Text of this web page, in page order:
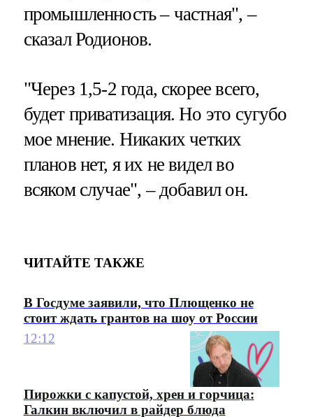
промышленность – частная", –
сказал Родионов.
"Через 1,5-2 года, скорее всего,
будет приватизация. Но это сугубо
мое мнение. Никаких четких
планов нет, я их не видел во
всяком случае", – добавил он.
ЧИТАЙТЕ ТАКЖЕ
В Госдуме заявили, что Плющенко не
стоит ждать грантов на шоу от России
12:12
Пирожки с капустой, хрен и горчица:
Галкин включил в райдер блюда